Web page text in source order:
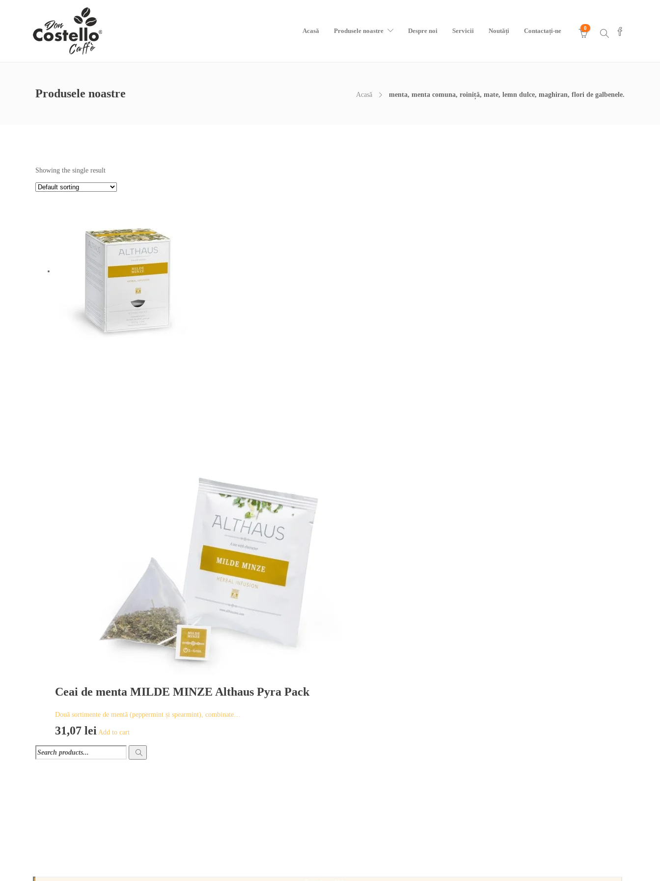
Acasă Produsele noastre Despre noi Servicii Noutăți Contactați-ne 0
Produsele noastre Acasă menta, menta comuna, roiniță, mate, lemn dulce, maghiran, flori de galbenele.
Showing the single result
Ceai de menta MILDE MINZE Althaus Pyra Pack
Două sortimente de mentă (peppermint și spearmint), combinate…
31,07 lei Add to cart